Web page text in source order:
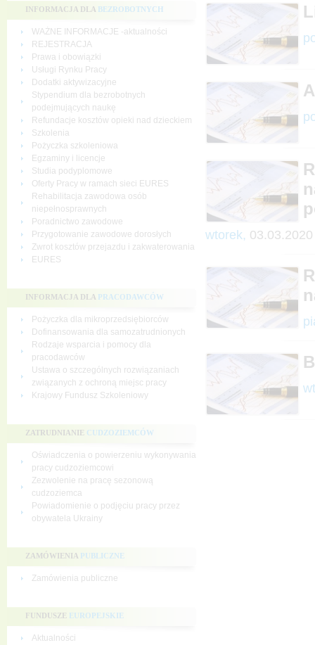
INFORMACJA DLA BEZROBOTNYCH
WAŻNE INFORMACJE -aktualności
REJESTRACJA
Prawa i obowiązki
Usługi Rynku Pracy
Dodatki aktywizacyjne
Stypendium dla bezrobotnych
podejmujących naukę
Refundacje kosztów opieki nad dzieckiem
Szkolenia
Pożyczka szkoleniowa
Egzaminy i licencje
Studia podyplomowe
Oferty Pracy w ramach sieci EURES
Rehabilitacja zawodowa osób
niepełnosprawnych
Poradnictwo zawodowe
Przygotowanie zawodowe dorosłych
Zwrot kosztów przejazdu i zakwaterowania
EURES
INFORMACJA DLA PRACODAWCÓW
Pożyczka dla mikroprzedsiębiorców
Dofinansowania dla samozatrudnionych
Rodzaje wsparcia i pomocy dla
pracodawców
Ustawa o szczególnych rozwiązaniach
związanych z ochroną miejsc pracy
Krajowy Fundusz Szkoleniowy
ZATRUDNIANIE CUDZOZIEMCÓW
Oświadczenia o powierzeniu wykonywania
pracy cudzoziemcowi
Zezwolenie na pracę sezonową
cudzoziemca
Powiadomienie o podjęciu pracy przez
obywatela Ukrainy
ZAMÓWIENIA PUBLICZNE
Zamówienia publiczne
FUNDUSZE EUROPEJSKIE
Aktualności
wtorek,